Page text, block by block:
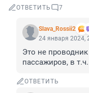
ОТВЕТИТЬ 7
Slava_Rossii2
24 января 2024,
Это не
пассажиров, в
ОТВЕТИТЬ